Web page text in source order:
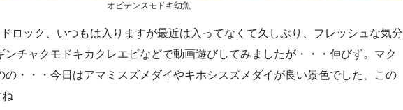
オビテンスモドキ幼魚
ロック、いつもは入りますが最近は入ってなくて久しぶり、フレッシュな気分
ンチャクモドキカクレエビなどで動画遊びしてみましたが・・・伸びず。マク
の・・・今日はアマミスズメダイやキホシスズメダイが良い景色でした、この